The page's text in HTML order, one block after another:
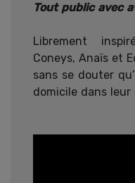
Tout public avec
Librement
Coneys, Anaïs et
sans se douter
domicile dans leur